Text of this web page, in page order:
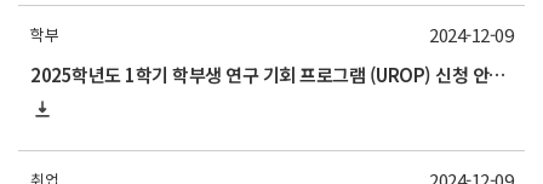
학부
2025학년도 1학기 학부생 연구 기회 프로그램 (UROP) 신청 안내(12/12 목요일까지)_신청 마감, 선발 일정 변경12.30
2024-12-09